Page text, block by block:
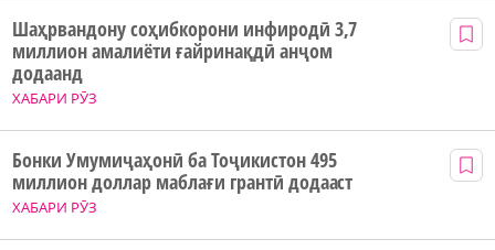
ХАБАРИ РӮЗ
Шаҳрвандону соҳибкорони инфиродӣ 3,7
миллион амалиёти ғайринақдӣ анҷом
додаанд
ХАБАРИ РӮЗ
Бонки Умумиҷаҳонӣ ба Тоҷикистон 495
миллион доллар маблағи грантӣ додааст